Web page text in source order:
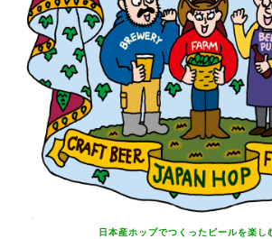
日本産ホップでつくったビールを楽し